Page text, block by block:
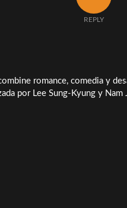
REPLY
romance, comedia y
por Lee Sung-Kyung y